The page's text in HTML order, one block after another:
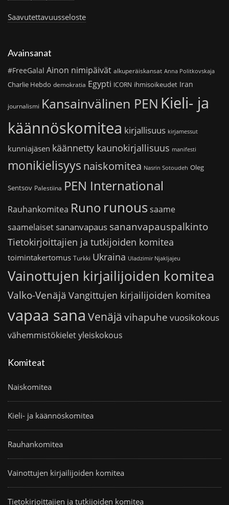
Saavutettavuusseloste
Avainsanat
#FreeGalal Ainon nimipäivät alkuperäiskansat Anna Politkovskaja
Charlie Hebdo demokratia Egypti ICORN ihmisoikeudet Iran
journalismi Kansainvälinen PEN Kieli- ja
käännöskomitea kirjallisuus kirjamessut
kunniajäsen käännetty kaunokirjallisuus manifesti
monikielisyys naiskomitea Nasrin Sotoudeh Oleg
Sentsov Palestiina PEN International
Rauhankomitea Runo runoussaame
saamelaiset sananvapaus sananvapauspalkinto
Tietokirjoittajien ja tutkijoiden komitea
toimintakertomus Turkki Ukraina Uladzimir Njakljajeu
Vainottujen kirjailijoiden komitea
Valko-Venäjä Vangittujen kirjailijoiden komitea
vapaa sana Venäjä vihapuhe vuosikokous
vähemmistökieletyleiskokous
Komiteat
Naiskomitea
Kieli- ja käännöskomitea
Rauhankomitea
Vainottujen kirjailijoiden komitea
Tietokirjoittajien ja tutkijoiden komitea